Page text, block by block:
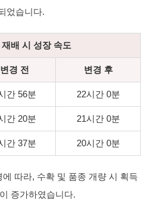
었습니다.
배 시 성장 속도
변경 전 변경 후
간 56분 22시간 0분
간 20분 21시간 0분
간 37분 20시간 0분
따라, 수확 및 품종 개량 시 획득
증가하였습니다.